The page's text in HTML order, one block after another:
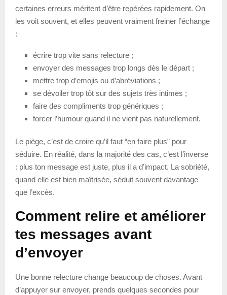
certaines erreurs méritent d’être repérées rapidement. On
les voit souvent, et elles peuvent vraiment freiner l’échange
:
écrire trop vite sans relecture ;
envoyer des messages trop longs dès le départ ;
mettre trop d’emojis ou d’abréviations ;
se dévoiler trop tôt sur des sujets très intimes ;
faire des compliments trop génériques ;
forcer l’humour quand il ne vient pas naturellement.
Le piège, c’est de croire qu’il faut “en faire plus” pour
séduire. En réalité, dans la majorité des cas, c’est l’inverse
: plus ton message est juste, plus il a d’impact. La sobriété,
quand elle est bien maîtrisée, séduit souvent davantage
que l’excès.
Comment relire et améliorer
tes messages avant
d’envoyer
Une bonne relecture change beaucoup de choses. Avant
d’appuyer sur envoyer, prends quelques secondes pour